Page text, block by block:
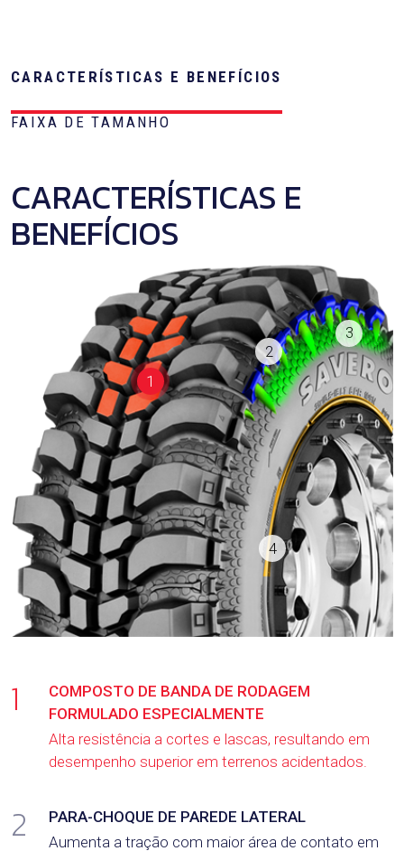
CARACTERÍSTICAS E BENEFÍCIOS
FAIXA DE TAMANHO
CARACTERÍSTICAS E
BENEFÍCIOS
1
2
3
4
1
COMPOSTO DE BANDA DE RODAGEM
FORMULADO ESPECIALMENTE
Alta resistência a cortes e lascas, resultando em
desempenho superior em terrenos acidentados.
2
PARA-CHOQUE DE PAREDE LATERAL
Aumenta a tração com maior área de contato em